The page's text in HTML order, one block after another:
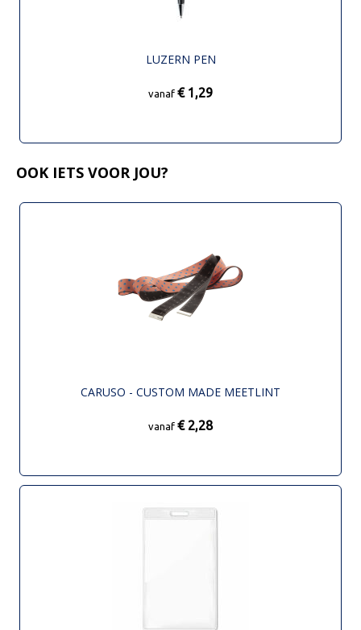
LUZERN PEN
vanaf € 1,29
OOK IETS VOOR JOU?
CARUSO - CUSTOM MADE MEETLINT
vanaf € 2,28